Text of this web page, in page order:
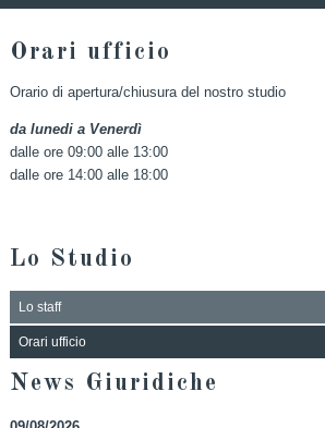
Orari ufficio
Orario di apertura/chiusura del nostro studio
da lunedi a Venerdì
dalle ore 09:00 alle 13:00
dalle ore 14:00 alle 18:00
Lo Studio
Lo staff
Orari ufficio
News Giuridiche